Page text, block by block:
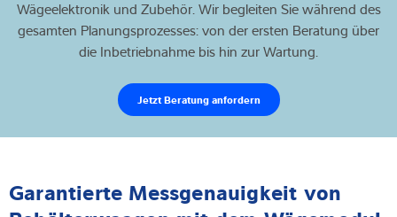
Wägeelektronik und Zubehör. Wir begleiten Sie während des
gesamten Planungsprozesses: von der ersten Beratung über
die Inbetriebnahme bis hin zur Wartung.
Jetzt Beratung anfordern
Garantierte Messgenauigkeit von